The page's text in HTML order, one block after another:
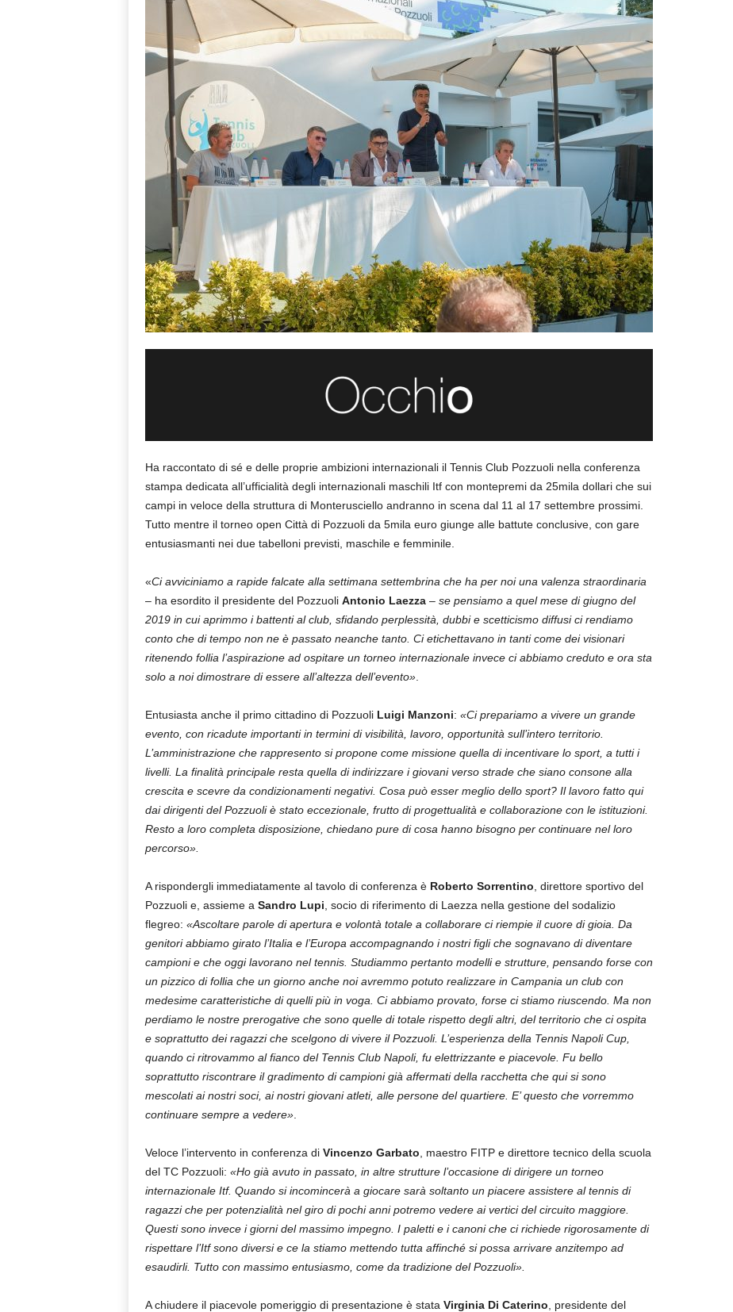
Ha raccontato di sé e delle proprie ambizioni internazionali il Tennis Club Pozzuoli nella conferenza
stampa dedicata all’ufficialità degli internazionali maschili Itf con montepremi da 25mila dollari che sui
campi in veloce della struttura di Monterusciello andranno in scena dal 11 al 17 settembre prossimi.
Tutto mentre il torneo open Città di Pozzuoli da 5mila euro giunge alle battute conclusive, con gare
entusiasmanti nei due tabelloni previsti, maschile e femminile.
«Ci avviciniamo a rapide falcate alla settimana settembrina che ha per noi una valenza straordinaria
– ha esordito il presidente del Pozzuoli Antonio Laezza– se pensiamo a quel mese di giugno del
2019 in cui aprimmo i battenti al club, sfidando perplessità, dubbi e scetticismo diffusi ci rendiamo
conto che di tempo non ne è passato neanche tanto. Ci etichettavano in tanti come dei visionari
ritenendo follia l’aspirazione ad ospitare un torneo internazionale invece ci abbiamo creduto e ora sta
solo a noi dimostrare di essere all’altezza dell’evento».
Entusiasta anche il primo cittadino di Pozzuoli Luigi Manzoni: «Ci prepariamo a vivere un grande
evento, con ricadute importanti in termini di visibilità, lavoro, opportunità sull’intero territorio.
L’amministrazione che rappresento si propone come missione quella di incentivare lo sport, a tutti i
livelli. La finalità principale resta quella di indirizzare i giovani verso strade che siano consone alla
crescita e scevre da condizionamenti negativi. Cosa può esser meglio dello sport? Il lavoro fatto qui
dai dirigenti del Pozzuoli è stato eccezionale, frutto di progettualità e collaborazione con le istituzioni.
Resto a loro completa disposizione, chiedano pure di cosa hanno bisogno per continuare nel loro
percorso».
A rispondergli immediatamente al tavolo di conferenza è Roberto Sorrentino , direttore sportivo del
Pozzuoli e, assieme a Sandro Lupi , socio di riferimento di Laezza nella gestione del sodalizio
flegreo: «Ascoltare parole di apertura e volontà totale a collaborare ci riempie il cuore di gioia. Da
genitori abbiamo girato l’Italia e l’Europa accompagnando i nostri figli che sognavano di diventare
campioni e che oggi lavorano nel tennis. Studiammo pertanto modelli e strutture, pensando forse con
un pizzico di follia che un giorno anche noi avremmo potuto realizzare in Campania un club con
medesime caratteristiche di quelli più in voga. Ci abbiamo provato, forse ci stiamo riuscendo. Ma non
perdiamo le nostre prerogative che sono quelle di totale rispetto degli altri, del territorio che ci ospita
e soprattutto dei ragazzi che scelgono di vivere il Pozzuoli. L’esperienza della Tennis Napoli Cup,
quando ci ritrovammo al fianco del Tennis Club Napoli, fu elettrizzante e piacevole. Fu bello
soprattutto riscontrare il gradimento di campioni già affermati della racchetta che qui si sono
mescolati ai nostri soci, ai nostri giovani atleti, alle persone del quartiere. E’ questo che vorremmo
continuare sempre a vedere».
Veloce l’intervento in conferenza di Vincenzo Garbato , maestro FITP e direttore tecnico della scuola
del TC Pozzuoli: «Ho già avuto in passato, in altre strutture l’occasione di dirigere un torneo
internazionale Itf. Quando si incomincerà a giocare sarà soltanto un piacere assistere al tennis di
ragazzi che per potenzialità nel giro di pochi anni potremo vedere ai vertici del circuito maggiore.
Questi sono invece i giorni del massimo impegno. I paletti e i canoni che ci richiede rigorosamente di
rispettare l’Itf sono diversi e ce la stiamo mettendo tutta affinché si possa arrivare anzitempo ad
esaudirli. Tutto con massimo entusiasmo, come da tradizione del Pozzuoli».
A chiudere il piacevole pomeriggio di presentazione è stata Virginia Di Caterino , presidente del